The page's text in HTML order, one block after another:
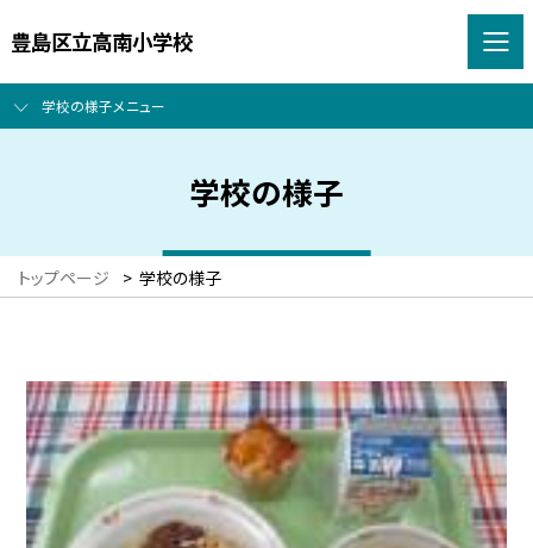
豊島区立高南小学校
学校の様子メニュー
学校の様子
トップページ > 学校の様子